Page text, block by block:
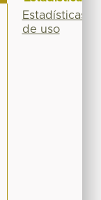
Estadísticas
de uso